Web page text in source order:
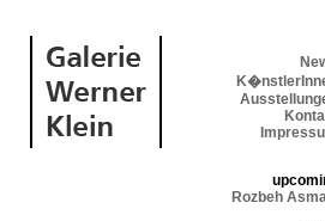
Rozbeh